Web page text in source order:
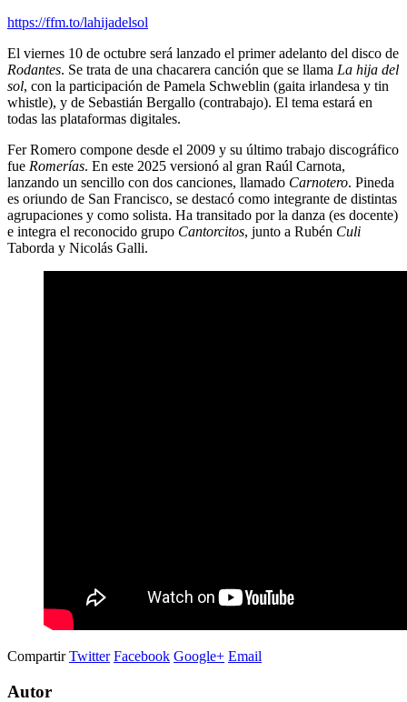
https://ffm.to/lahijadelsol
El viernes 10 de octubre será lanzado el primer adelanto del disco de
Rodantes. Se trata de una chacarera canción que se llama La hija del
sol, con la participación de Pamela Schweblin (gaita irlandesa y tin
whistle), y de Sebastián Bergallo (contrabajo). El tema estará en
todas las plataformas digitales.
Fer Romero compone desde el 2009 y su último trabajo discográfico
fue Romerías. En este 2025 versionó al gran Raúl Carnota,
lanzando un sencillo con dos canciones, llamado Carnotero. Pineda
es oriundo de San Francisco, se destacó como integrante de distintas
agrupaciones y como solista. Ha transitado por la danza (es docente)
e integra el reconocido grupo Cantorcitos, junto a Rubén Culi
Taborda y Nicolás Galli.
Compartir Twitter Facebook Google+ Email
Autor